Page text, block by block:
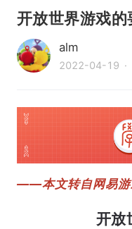
开放世界游戏
alm
2022-04-19 ·
——本文转自网易游
开放